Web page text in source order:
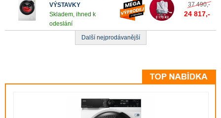
VÝSTAVKY
Skladem, ihned k
odeslání
37 490,-
24 817,-
Další nejprodávanější